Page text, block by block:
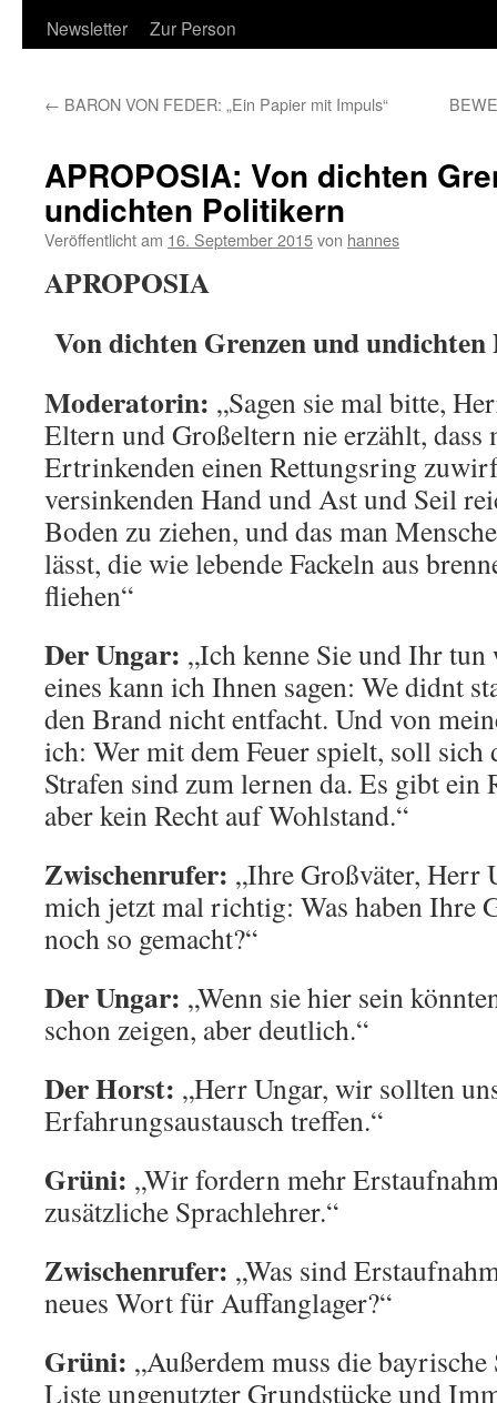
Newsletter
Zur Person
← BARON VON FEDER: „Ein Papier mit Impuls“
APROPOSIA: Von dichten
undichten Politikern
Veröffentlicht am 16. September 2015von hannes
APROPOSIA
Von dichten Grenzen und
Moderatorin: „Sagen sie mal bitte,
Eltern und Großeltern nie erzählt, dass
Ertrinkenden einen Rettungsring
versinkenden Hand und Ast und Seil
Boden zu ziehen, und das man
lässt, die wie lebende Fackeln aus
fliehen“
Der Ungar: „Ich kenne Sie und Ihr
eines kann ich Ihnen sagen: We didnt
den Brand nicht entfacht. Und von
ich: Wer mit dem Feuer spielt, soll sich
Strafen sind zum lernen da. Es gibt ein
aber kein Recht auf Wohlstand.“
Zwischenrufer: „Ihre Großväter, Herr
mich jetzt mal richtig: Was haben Ihre
noch so gemacht?“
Der Ungar: „Wenn sie hier sein
schon zeigen, aber deutlich.“
Der Horst: „Herr Ungar, wir sollten
Erfahrungsaustausch treffen.“
Grüni: „Wir fordern mehr
zusätzliche Sprachlehrer.“
Zwischenrufer: „Was sind
neues Wort für Auffanglager?“
Grüni: „Außerdem muss die
Liste ungenutzter Grundstücke und